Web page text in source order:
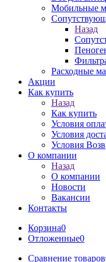
Мобильные
Назад
Расходные
Акции
Как купить
Назад
Как купить
Условия
Условия
Условия
О компании
Назад
О компании
Новости
Вакансии
Контакты
Корзина0
Отложенные0
Сравнение товаров